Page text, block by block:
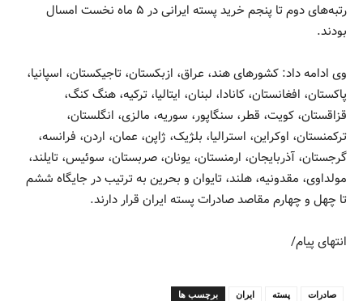
رتبه‌های دوم تا پنجم خرید پسته ایرانی در ۵ ماه نخست امسال
بودند.
وی ادامه داد: کشورهای هند، عراق، ازبکستان، تاجیکستان، اسپانیا،
پاکستان، افغانستان، کانادا، لبنان، ایتالیا، ترکیه، هنگ کنگ،
قزاقستان، کویت، قطر، سنگاپور، سوریه، مالزی، انگلستان،
ترکمنستان، اوکراین، استرالیا، بلژیک، ژاپن، عمان، اردن، فرانسه،
گرجستان، آذربایجان، ارمنستان، یونان، صربستان، سوئیس، تایلند،
مولداوی، مقدونیه، هلند، تایوان و بحرین به ترتیب در جایگاه ششم
تا چهل و چهارم مقاصد صادرات پسته ایران قرار دارند.
انتهای پیام/
برچسب ها ایران پسته صادرات